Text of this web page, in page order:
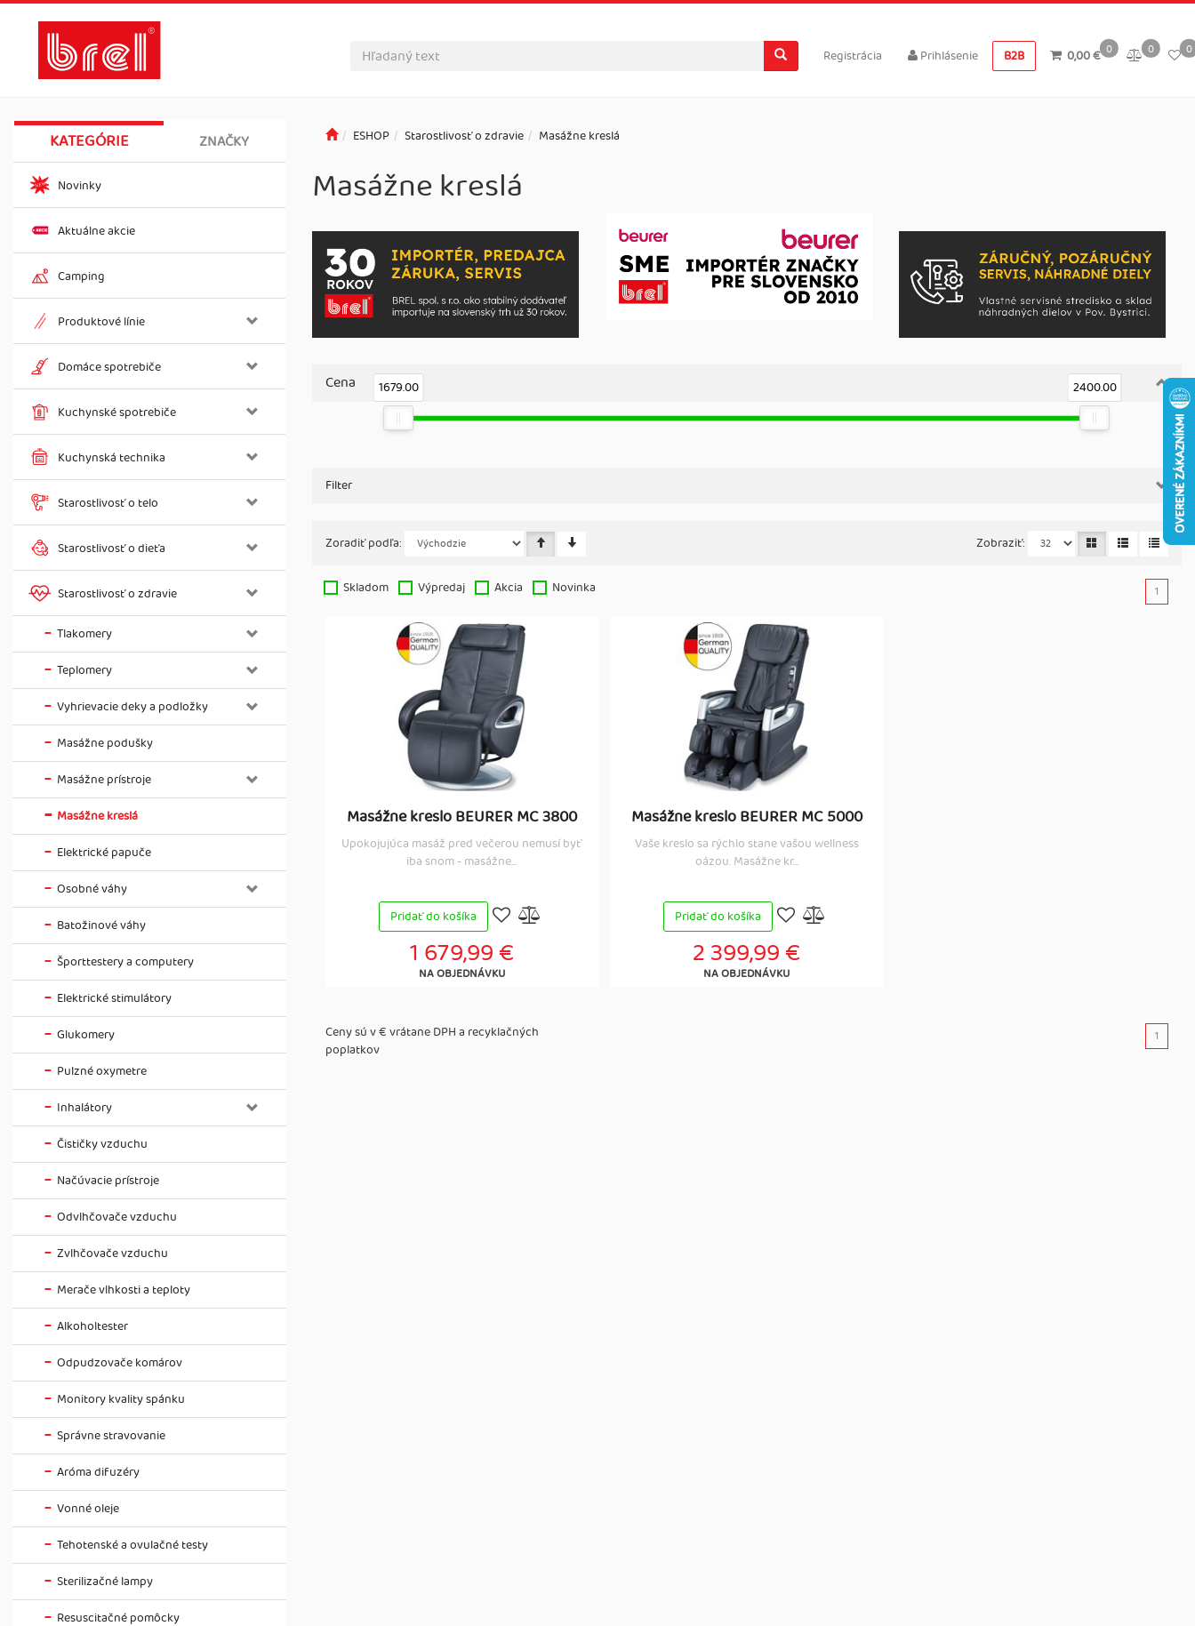
0
0,00 € 0 0
B2B
Registrácia Prihlásenie
KATEGÓRIE ZNAČKY
Novinky
Aktuálne akcie
Camping
Produktové línie
Domáce spotrebiče
Kuchynské spotrebiče
Kuchynská technika
Starostlivosť o telo
Starostlivosť o dieťa
Starostlivosť o zdravie
Tlakomery
Teplomery
Vyhrievacie deky a podložky
Masážne podušky
Masážne prístroje
Masážne kreslá
Elektrické papuče
Osobné váhy
Batožinové váhy
Športtestery a computery
Elektrické stimulátory
Glukomery
Pulzné oxymetre
Inhalátory
Čističky vzduchu
Načúvacie prístroje
Odvlhčovače vzduchu
Zvlhčovače vzduchu
Merače vlhkosti a teploty
Alkoholtester
Odpudzovače komárov
Monitory kvality spánku
Správne stravovanie
Aróma difuzéry
Vonné oleje
Tehotenské a ovulačné testy
Sterilizačné lampy
Resuscitačné pomôcky
ESHOP Starostlivosť o zdravie Masážne kreslá
Masážne kreslá
Cena 1679.00 2400.00
Filter
Zoradiť podľa: Zobraziť:
Skladom Výpredaj Akcia Novinka 1
Masážne kreslo BEURER MC 3800
Upokojujúca masáž pred večerou nemusí byť
iba snom - masážne...
Pridať do košíka
1 679,99 €
NA OBJEDNÁVKU
Masážne kreslo BEURER MC 5000
Vaše kreslo sa rýchlo stane vašou wellness
oázou. Masážne kr...
Pridať do košíka
2 399,99 €
NA OBJEDNÁVKU
Ceny sú v € vrátane DPH a recyklačných
poplatkov
1